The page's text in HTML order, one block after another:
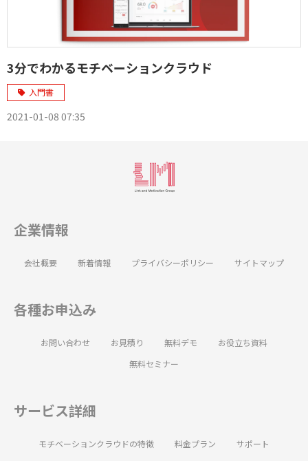
3分でわかるモチベーションクラウド
入門書
2021-01-08 07:35
企業情報
会社概要 新着情報 プライバシーポリシー サイトマップ
各種お申込み
お問い合わせ お見積り 無料デモ
お役立ち資料
無料セミナー
サービス詳細
モチベーションクラウドの特徴 料金プラン サポート